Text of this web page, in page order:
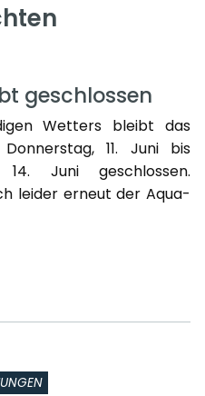
geschlossen
Wetters bleibt das
11. Juni bis
14. Juni geschlossen.
leider erneut der Aqua-